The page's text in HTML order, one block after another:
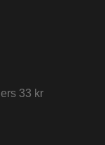
33 kr